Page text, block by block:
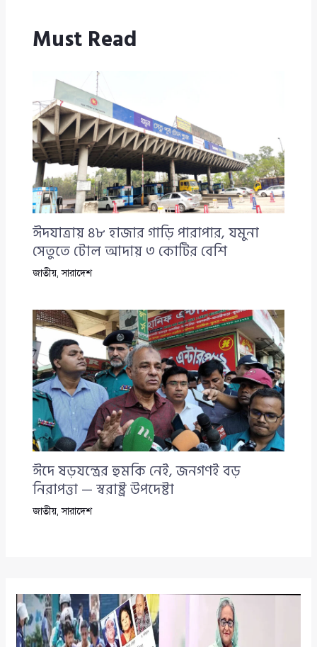
Must Read
ঈদযাত্রায় ৪৮ হাজার গাড়ি পারাপার, যমুনা
সেতুতে টোল আদায় ৩ কোটির বেশি
জাতীয়,সারাদেশ
ঈদে ষড়যন্ত্রের হুমকি নেই, জনগণই বড়
নিরাপত্তা — স্বরাষ্ট্র উপদেষ্টা
জাতীয়,সারাদেশ